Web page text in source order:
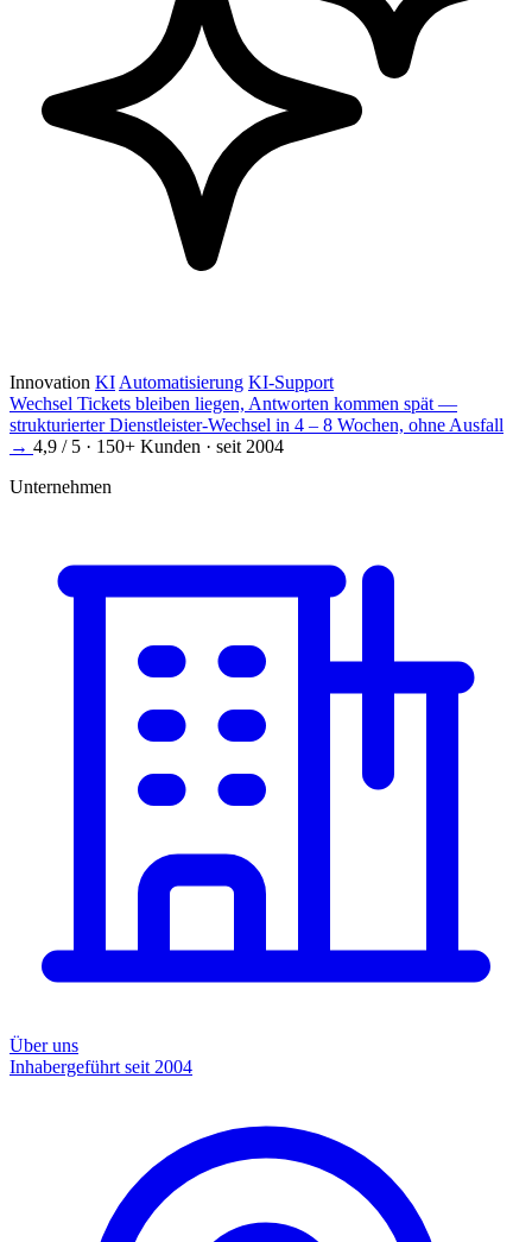
Innovation KI Automatisierung KI-Support
Wechsel Tickets bleiben liegen, Antworten kommen spät —
strukturierter Dienstleister-Wechsel in 4 – 8 Wochen, ohne Ausfall
→ 4,9 / 5 · 150+ Kunden · seit 2004
Unternehmen
Über uns
Inhabergeführt seit 2004